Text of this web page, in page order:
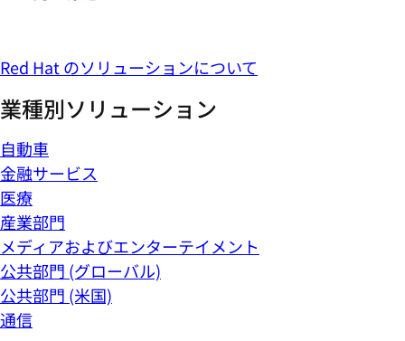
Red Hat のソリューションについて
業種別ソリューション
自動車
金融サービス
医療
産業部門
メディアおよびエンターテイメント
公共部門 (グローバル)
公共部門 (米国)
通信